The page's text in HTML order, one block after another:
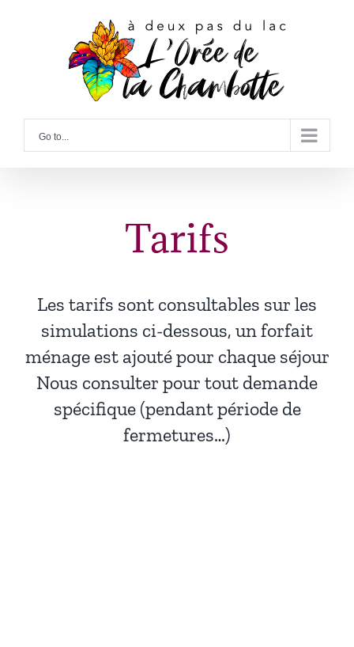
Go to...
Tarifs
Les tarifs sont consultables sur les
simulations ci-dessous, un forfait
ménage est ajouté pour chaque séjour
Nous consulter pour tout demande
spécifique (pendant période de
fermetures…)